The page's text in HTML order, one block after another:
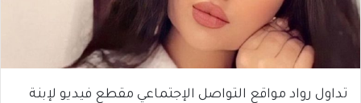
تداول رواد مواقع التواصل الإجتماعي مقطع فيديو لإبنة